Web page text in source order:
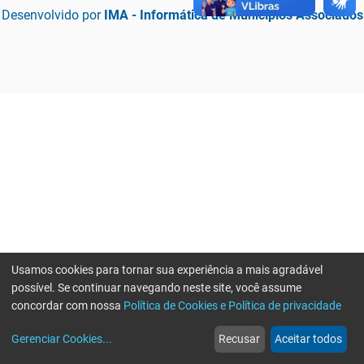
Desenvolvido por IMA - Informática de Municípios Associados
web
Notícias
more_horiz
Mais
Usamos cookies para tornar sua experiência a mais agradável
possível. Se continuar navegando neste site, você assume
concordar com nossa Política de Cookies e Política de privacidade
Gerenciar Cookies... Recusar Aceitar todos
Erro ao enviar informações, por favor tente novamente